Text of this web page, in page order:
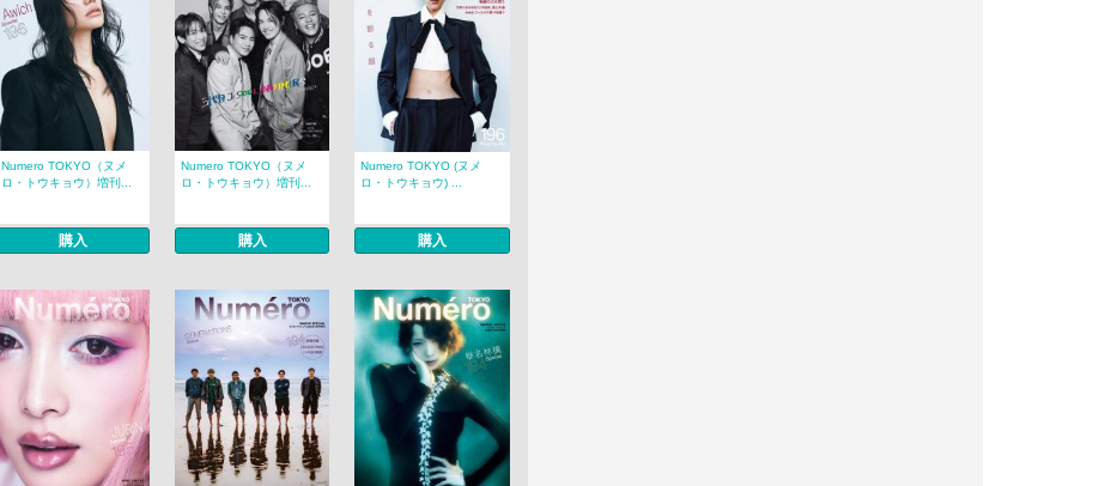
Numero TOKYO（ヌメ
ロ・トウキョウ）増刊...
購入
Numero TOKYO（ヌメ
ロ・トウキョウ）増刊...
購入
Numero TOKYO (ヌメ
ロ・トウキョウ) ...
購入